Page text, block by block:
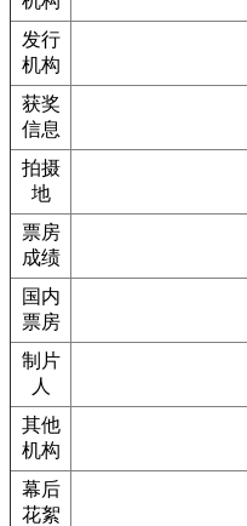
发行
机构
获奖
信息
拍摄
地
票房
成绩
国内
票房
制片
人
其他
机构
幕后
花絮